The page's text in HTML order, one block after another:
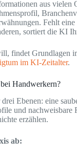
aus vielen
Fehlt
sortiert die KI
findet Grundlagen
im KI-Zeitalter.
Handwerkern?
Ebenen: eine
und nachweisbare
erzählen.
ab: